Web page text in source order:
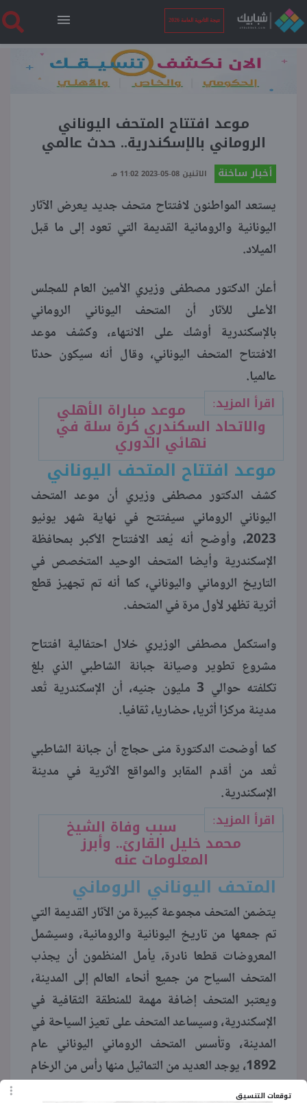
توقعات التنسيق
نتيجة الثانوية العامة 2026
الرئيسية
نتيجة الثانوية العامة 2026
فنجان قهوة
ملفات
منوعات
موعد افتتاح المتحف اليوناني
الروماني بالإسكندرية.. حدث عالمي
أخبار ساخنة الاثنين 08-05-2023 11:02 مـ
يستعد المواطنون لافتتاح متحف جديد يعرض الآثار
اليونانية والرومانية القديمة التي تعود إلى ما قبل
الميلاد.
أعلن الدكتور مصطفى وزيري الأمين العام للمجلس
الأعلى للآثار أن المتحف اليوناني الروماني
بالإسكندرية أوشك على الانتهاء، وكشف موعد
الافتتاح المتحف اليوناني، وقال أنه سيكون حدثا
عالميا.
اقرأ المزيد:
موعد مباراة الأهلي
والاتحاد السكندري كرة سلة في
نهائي الدوري
موعد افتتاح المتحف اليوناني
كشف الدكتور مصطفى وزيري أن موعد المتحف
اليوناني الروماني سيفتتح في نهاية شهر يونيو
2023، وأوضح أنه يُعد الافتتاح الأكبر بمحافظة
الإسكندرية وأيضا المتحف الوحيد المتخصص في
التاريخ الروماني واليوناني، كما أنه تم تجهيز قطع
أثرية تظهر لأول مرة في المتحف.
واستكمل مصطفى الوزيري خلال احتفالية افتتاح
مشروع تطوير وصيانة جبانة الشاطبي الذي بلغ
تكلفته حوالي 3 مليون جنيه، أن الإسكندرية تُعد
مدينة مركزا أثريا، حضاريا، ثقافيا.
كما أوضحت الدكتورة منى حجاج أن جبانة الشاطبي
تُعد من أقدم المقابر والمواقع الأثرية في مدينة
الإسكندرية.
اقرأ المزيد:
سبب وفاة الشيخ
محمد خليل القارئ.. وأبرز
المعلومات عنه
المتحف اليوناني الروماني
يتضمن المتحف مجموعة كبيرة من الآثار القديمة التي
تم جمعها من تاريخ اليونانية والرومانية، وسيشمل
المعروضات قطعا نادرة، يأمل المنظمون أن يجذب
المتحف السياح من جميع أنحاء العالم إلى المدينة،
ويعتبر المتحف إضافة مهمة للمنطقة الثقافية في
الإسكندرية، وسيساعد المتحف على تعيز السياحة في
المدينة، وتأسس المتحف الروماني اليوناني عام
1892، يوجد العديد من التماثيل منها رأس من الرخام
الأبيض الذي يمثل يوليوس القيصر، ويزيد القطع